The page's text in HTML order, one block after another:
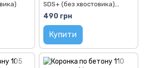
SDS+ (без хвостовика)
RAIZER
490 грн
Купити